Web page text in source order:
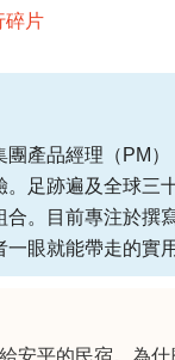
碎片
產品經理（PM
足跡遍及全球三
。目前專注於撰
眼就能帶走的實